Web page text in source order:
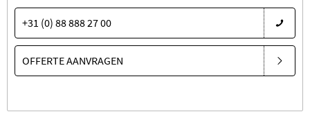
+31 (0) 88 888 27 00
OFFERTE AANVRAGEN